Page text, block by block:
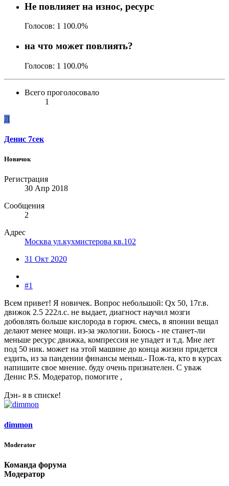
Не повлияет на износ, ресурс
Голосов: 1 100.0%
на что может повлиять?
Голосов: 1 100.0%
Всего проголосовало
1
Д
Денис 7сек
Новичок
Регистрация
30 Апр 2018
Сообщения
2
Адрес
Москва ул.кухмистерова кв.102
31 Окт 2020
#1
Всем привет! Я новичек. Вопрос небольшой: Qх 50, 17г.в.
движок 2.5 222л.с. не выдает, диагност научил мозги
добовлять больше кислорода в горюч. смесь, в японии вещал
делают менее мощн. из-за экологии. Боюсь - не станет-ли
меньше ресурс движка, компрессия не упадет и т.д. Мне лет
под 50 ник. может на этой машине до конца жизни придется
ездить, из за пандении финансы меньш.- Пож-та, кто в курсах
напишите свое мнение. буду очень признателен. С уваж
Денис P.S. Модератор, помогите ,
Дэн- я в списке!
dimmon
Moderator
Команда форума
Модератор